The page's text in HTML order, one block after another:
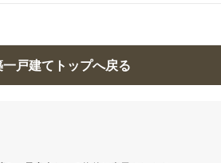
戸建てトップへ戻る